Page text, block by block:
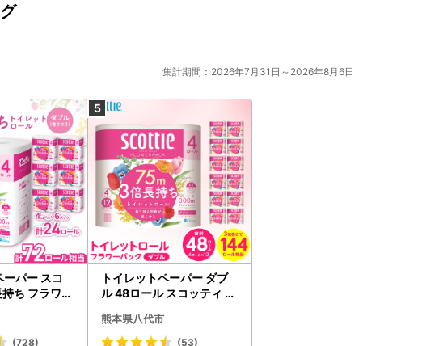
集計期間：2026年7月31日～2026年8月6日
ーパー スコ
ち フラワー
(728)
トイレットペーパー ダブ
ル 48ロール スコッティ ト
熊本県八代市
(53)